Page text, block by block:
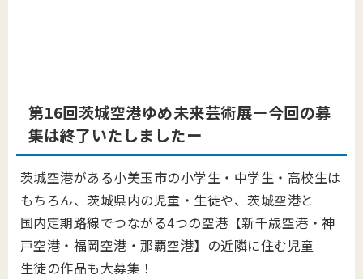
第16回茨城空港ゆめ未来芸術展ー今回の募
集は終了いたしましたー
茨城空港がある小美玉市の小学生・中学生・高校生は
もちろん、茨城県内の児童・生徒や、茨城空港と
国内定期路線でつながる4つの空港【新千歳空港・神
戸空港・福岡空港・那覇空港】の近隣に住む児童
生徒の作品も大募集！